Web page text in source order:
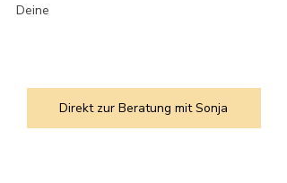
Deine
Direkt zur Beratung mit Sonja